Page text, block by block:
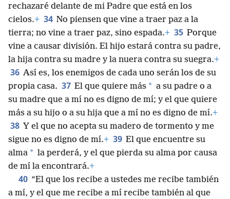
rechazaré delante de mi Padre que está en los
cielos.+ 34 No piensen que vine a traer paz a la
tierra; no vine a traer paz, sino espada.+ 35 Porque
vine a causar división. El hijo estará contra su padre,
la hija contra su madre y la nuera contra su suegra.+
36 Así es, los enemigos de cada uno serán los de su
propia casa. 37 El que quiere más * a su padre o a
su madre que a mí no es digno de mí; y el que quiere
más a su hijo o a su hija que a mí no es digno de mí.+
38 Y el que no acepta su madero de tormento y me
sigue no es digno de mí.+ 39 El que encuentre su
alma * la perderá, y el que pierda su alma por causa
de mí la encontrará.+
40 ”El que los recibe a ustedes me recibe también
a mí, y el que me recibe a mí recibe también al que